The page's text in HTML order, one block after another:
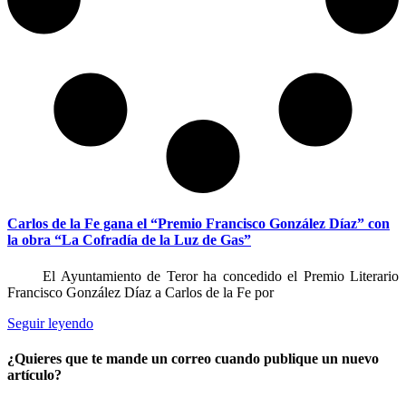
Carlos de la Fe gana el “Premio Francisco González Díaz” con
la obra “La Cofradía de la Luz de Gas”
El Ayuntamiento de Teror ha concedido el Premio Literario
Francisco González Díaz a Carlos de la Fe por
Seguir leyendo
¿Quieres que te mande un correo cuando publique un nuevo
artículo?